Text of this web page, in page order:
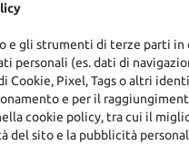
imprese:
e gli strumenti di terze parti in
personali (es. dati di
Cookie, Pixel, Tags o altri
e per il
cookie policy, tra cui il
del sito e la pubblicità